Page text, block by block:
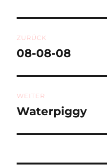
ZURÜCK
Vorheriger
08-08-08
WEITER
Nächster
Waterpiggy